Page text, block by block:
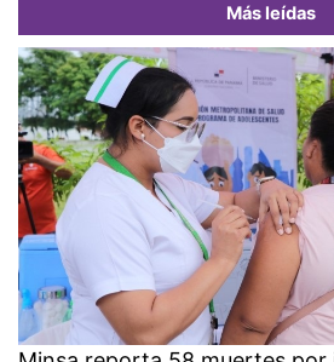
Más leídas